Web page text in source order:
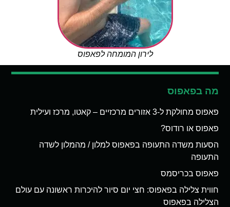
לירון המומחה לפאפוס
מה בפאפוס
פאפוס מחולקת ל-3 אזורים מרכזיים – קאטו, מרכז ועילית
פאפוס או רודוס?
הסעות משדה התעופה בפאפוס למלון / מהמלון לשדה
התעופה
פאפוס בכריסמס
חווית צלילה בפאפוס: חצי יום סיור להיכרות ראשונה עם עולם
הצלילה בפאפוס